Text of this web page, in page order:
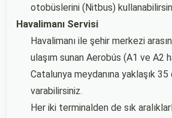
otobüslerini (Nitbus)
Havalimanı Servisi
Havalimanı ile şehir merkezi
ulaşım sunan Aerobús (A1 ve A2
Catalunya meydanına yaklaşık 35
varabilirsiniz.
Her iki terminalden de sık